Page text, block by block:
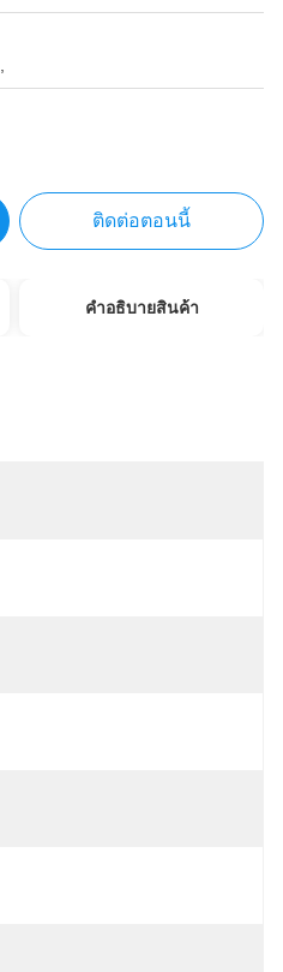
ติดต่อตอนนี้
คําอธิบายสินค้า